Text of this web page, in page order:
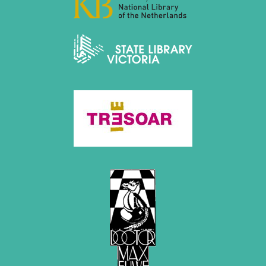
Juni 2012 (1 Eintrag)
April 2012 (6 Einträge)
März 2012 (2 Einträge)
Dezember 2011 (1 Eintrag)
November 2011 (2 Einträge)
Januar 2011 (4 Einträge)
Dezember 2010 (1 Eintrag)